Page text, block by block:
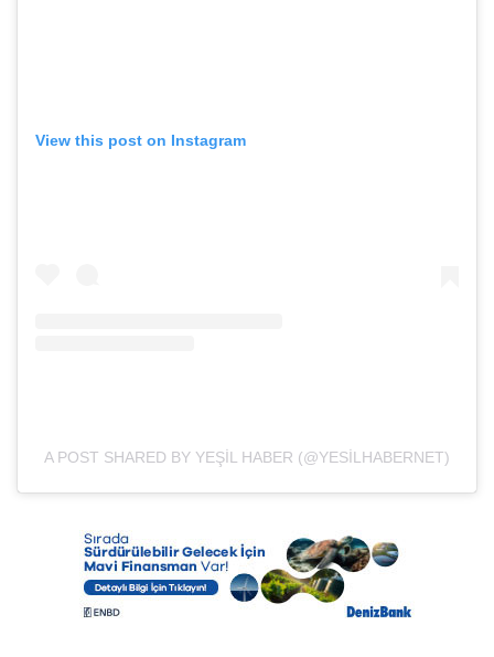
View this post on Instagram
A POST SHARED BY YEŞIL HABER (@YESILHABERNET)